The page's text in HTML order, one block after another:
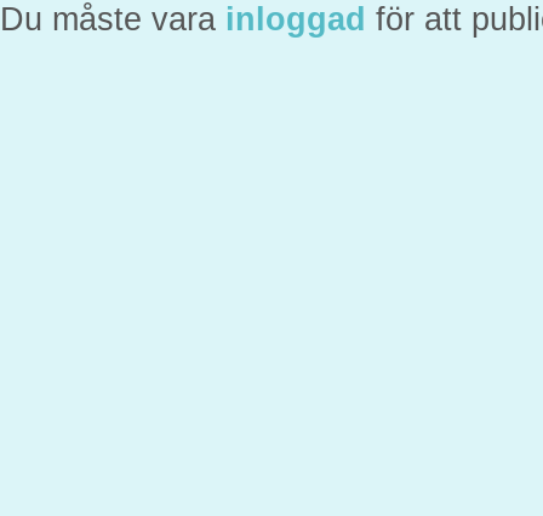
Du måste vara inloggad för att